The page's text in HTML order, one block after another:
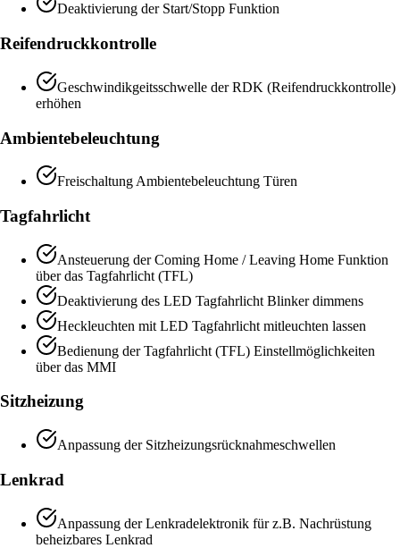
Deaktivierung der Start/Stopp Funktion
Reifendruckkontrolle
Geschwindikgeitsschwelle der RDK (Reifendruckkontrolle)
erhöhen
Ambientebeleuchtung
Freischaltung Ambientebeleuchtung Türen
Tagfahrlicht
Ansteuerung der Coming Home / Leaving Home Funktion
über das Tagfahrlicht (TFL)
Deaktivierung des LED Tagfahrlicht Blinker dimmens
Heckleuchten mit LED Tagfahrlicht mitleuchten lassen
Bedienung der Tagfahrlicht (TFL) Einstellmöglichkeiten
über das MMI
Sitzheizung
Anpassung der Sitzheizungsrücknahmeschwellen
Lenkrad
Anpassung der Lenkradelektronik für z.B. Nachrüstung
beheizbares Lenkrad